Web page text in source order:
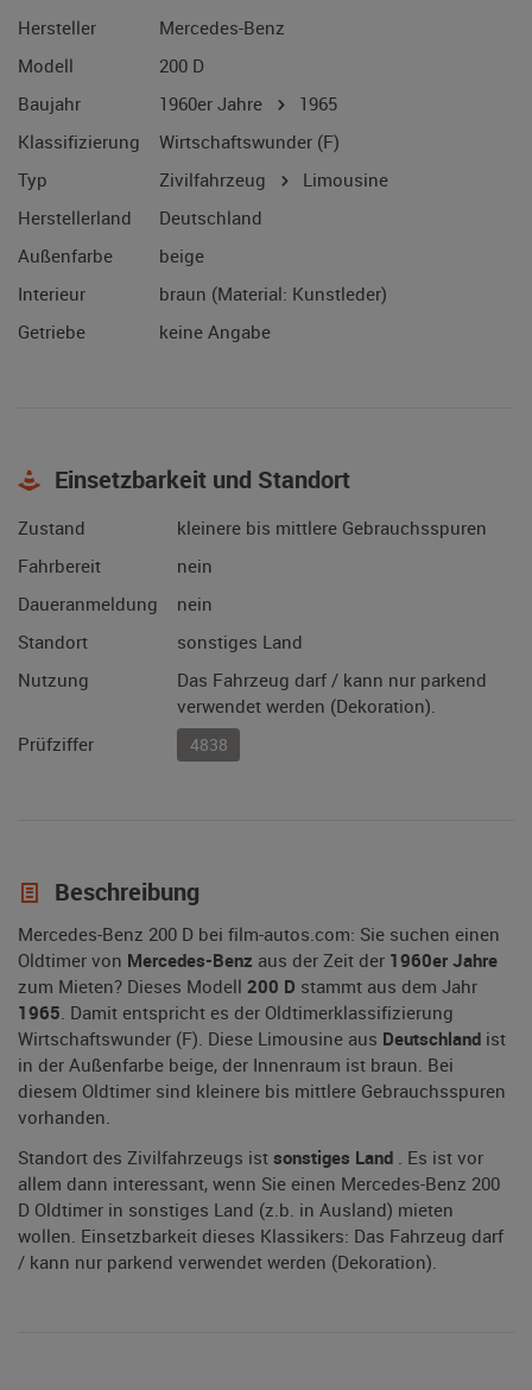
Hersteller
Mercedes-Benz
Modell
200 D
Baujahr
1960er Jahre
1965
Klassifizierung
Wirtschaftswunder (F)
Typ
Zivilfahrzeug
Limousine
Herstellerland
Deutschland
Außenfarbe
beige
Interieur
braun (Material: Kunstleder)
Getriebe
keine Angabe
Einsetzbarkeit und Standort
Zustand
kleinere bis mittlere Gebrauchsspuren
Fahrbereit
nein
Daueranmeldung
nein
Standort
sonstiges Land
Nutzung
Das Fahrzeug darf / kann nur parkend
verwendet werden (Dekoration).
Prüfziffer
4838
Beschreibung
Mercedes-Benz 200 D bei film-autos.com: Sie suchen einen
Oldtimer von Mercedes-Benz aus der Zeit der 1960er Jahre
zum Mieten? Dieses Modell 200 D stammt aus dem Jahr
1965. Damit entspricht es der Oldtimerklassifizierung
Wirtschaftswunder (F). Diese Limousine aus Deutschland ist
in der Außenfarbe beige, der Innenraum ist braun. Bei
diesem Oldtimer sind kleinere bis mittlere Gebrauchsspuren
vorhanden.
Standort des Zivilfahrzeugs ist sonstiges Land . Es ist vor
allem dann interessant, wenn Sie einen Mercedes-Benz 200
D Oldtimer in sonstiges Land (z.b. in Ausland) mieten
wollen. Einsetzbarkeit dieses Klassikers: Das Fahrzeug darf
/ kann nur parkend verwendet werden (Dekoration).